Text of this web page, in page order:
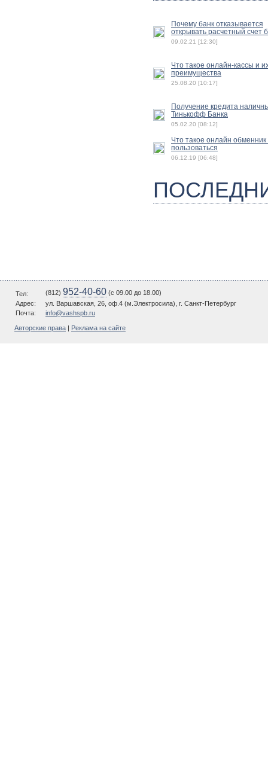
Почему банк отказывается
открывать расчетный счет
09.02.21 [12:30]
Что такое онлайн-кассы и
преимущества
25.08.20 [10:17]
Получение кредита
Тинькофф Банка
05.02.20 [08:12]
Что такое онлайн обменник
пользоваться
06.12.19 [06:48]
Тел: (812) 952-40-60 (c 09.00 до 18.00)
Адрес:
ул. Варшавская, 26, оф.4 (м.Электросила), г. Санкт-Петербург
Почта:
info@vashspb.ru
Авторские права Реклама на сайте